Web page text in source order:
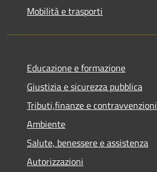
Mobilità e trasporti
Educazione e formazione
Giustizia e sicurezza pubblica
Tributi,finanze e contravvenzioni
Ambiente
Salute, benessere e assistenza
Autorizzazioni